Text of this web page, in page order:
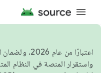
اعتبارًا من
واستقرار المنصة في النظام